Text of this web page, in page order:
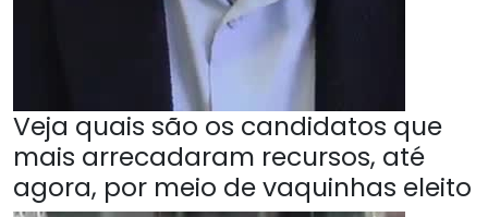
Veja quais são os candidatos que
mais arrecadaram recursos, até
agora, por meio de vaquinhas eleito